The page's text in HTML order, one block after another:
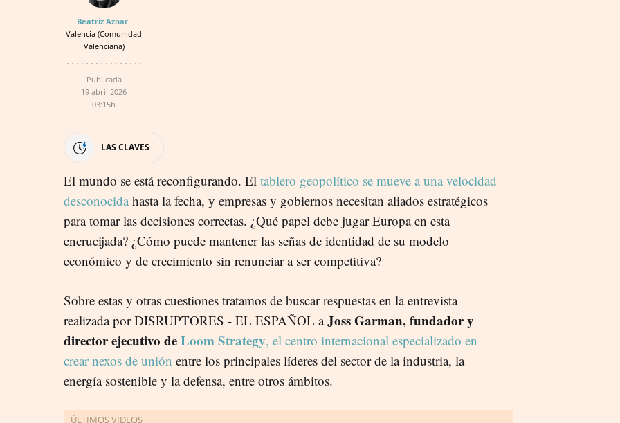
Beatriz Aznar
Valencia (Comunidad
Valenciana)
Publicada
19 abril 2026
03:15h
LAS CLAVES
El mundo se está reconfigurando. El tablero geopolítico se mueve a una velocidad
desconocida hasta la fecha, y empresas y gobiernos necesitan aliados estratégicos
para tomar las decisiones correctas. ¿Qué papel debe jugar Europa en esta
encrucijada? ¿Cómo puede mantener las señas de identidad de su modelo
económico y de crecimiento sin renunciar a ser competitiva?
Sobre estas y otras cuestiones tratamos de buscar respuestas en la entrevista
realizada por DISRUPTORES - EL ESPAÑOL aJoss Garman, fundador y
director ejecutivo deLoom Strategy, el centro internacional especializado en
crear nexos de unión entre los principales líderes del sector de la industria, la
energía sostenible y la defensa, entre otros ámbitos.